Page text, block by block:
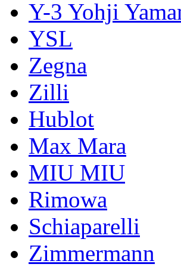
Y-3 Yohji
YSL
Zegna
Zilli
Hublot
Max Mara
MIU MIU
Rimowa
Schiaparelli
Zimmermann